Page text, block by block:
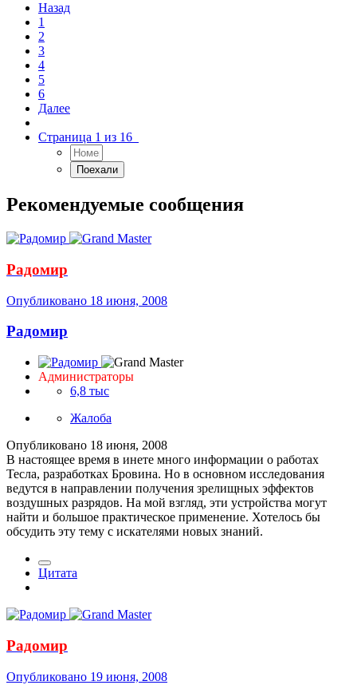
Назад
1
2
3
4
5
6
Далее
Страница 1 из 16
Рекомендуемые сообщения
Радомир
Опубликовано 18 июня, 2008
Радомир
Администраторы
6,8 тыс
Жалоба
Опубликовано 18 июня, 2008
В настоящее время в инете много информации о работах
Тесла, разработках Бровина. Но в основном исследования
ведутся в направлении получения зрелищных эффектов
воздушных разрядов. На мой взгляд, эти устройства могут
найти и большое практическое применение. Хотелось бы
обсудить эту тему с искателями новых знаний.
Цитата
Радомир
Опубликовано 19 июня, 2008